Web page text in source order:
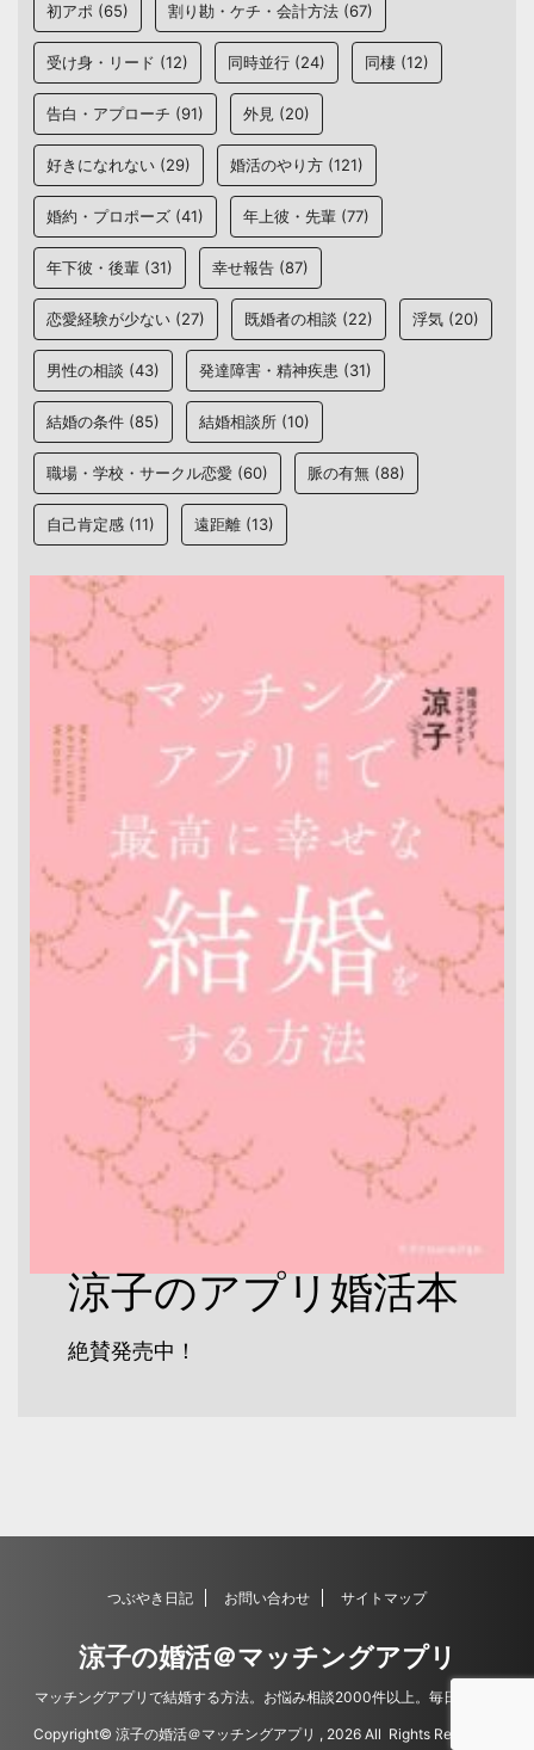
初アポ (65) 割り勘・ケチ・会計方法 (67)
受け身・リード (12) 同時並行 (24) 同棲 (12)
告白・アプローチ (91) 外見 (20)
好きになれない (29) 婚活のやり方 (121)
婚約・プロポーズ (41) 年上彼・先輩 (77)
年下彼・後輩 (31) 幸せ報告 (87)
恋愛経験が少ない (27) 既婚者の相談 (22) 浮気 (20)
男性の相談 (43) 発達障害・精神疾患 (31)
結婚の条件 (85) 結婚相談所 (10)
職場・学校・サークル恋愛 (60) 脈の有無 (88)
自己肯定感 (11) 遠距離 (13)
涼子のアプリ婚活本
絶賛発売中！
つぶやき日記 お問い合わせ サイトマップ
涼子の婚活＠マッチングアプリ
マッチングアプリで結婚する方法。お悩み相談2000件以上。毎日更新。
Copyright© 涼子の婚活＠マッチングアプリ , 2026 All Rights Reserved.